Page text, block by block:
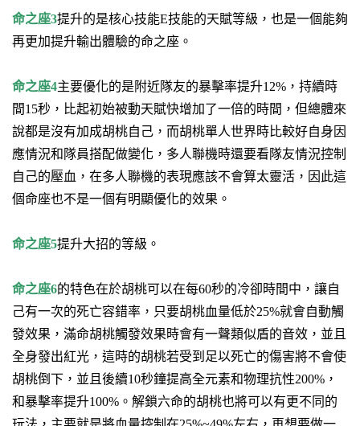
命之座3提升的是核心技能E技能的天賦等級，也是一個能夠
再更加提升輸出體驗的命之座。
命之座4主要優化的是附近隊友的暴擊率提升12%，持續時
間15秒，比起初始被動天賦快增加了一倍的時間，但總體來
說都是沒有加成胡桃自己，而胡桃單人世界時比較好自身因
應情況和隊員搭配做變化，多人聯機時還要看隊友情況控制
自己的壓血，在多人聯機的表現應該不會算太靈活，因此這
個命座也不是一個有明顯優化的效果。
命之座5提升大招的等級。
命之座6的特色在於胡桃可以在每60秒的冷卻時間中， 讓自
己有一次的死亡容錯率 ，只要胡桃血量低於25%就會自動觸
發效果，滿命胡桃觸發效果時會有一聲類似盾的音效，並且
全身發出紅光，這時的胡桃若受到足以死亡的傷害將不會使
胡桃倒下，並且後續10秒鐘提高全元素和物理抗性200%，
和暴擊率提升100%。 解鎖六命的胡桃也將可以有更不同的